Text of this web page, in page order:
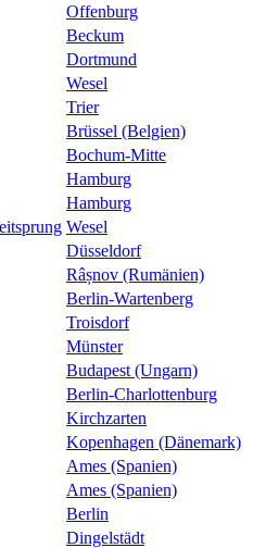
Offenburg
Beckum
Dortmund
Wesel
Trier
Brüssel (Belgien)
Bochum-Mitte
Hamburg
Hamburg
Wesel
Düsseldorf
Râșnov (Rumänien)
Berlin-Wartenberg
Troisdorf
Münster
Budapest (Ungarn)
Berlin-Charlottenburg
Kirchzarten
Kopenhagen (Dänemark)
Ames (Spanien)
Ames (Spanien)
Berlin
Dingelstädt